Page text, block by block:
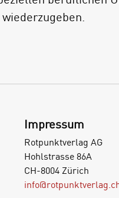
Impressum
Rotpunktverlag AG
Hohlstrasse 86A
CH-8004 Zürich